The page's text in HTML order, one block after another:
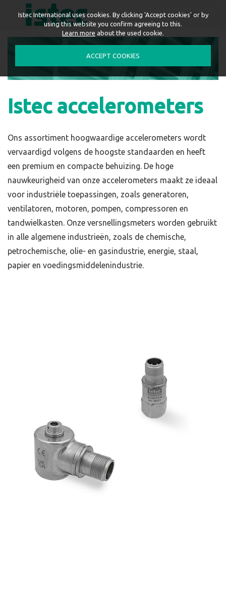
ENGLISH
Istec accelerometers
Ons assortiment hoogwaardige accelerometers wordt
vervaardigd volgens de hoogste standaarden en heeft
een premium en compacte behuizing. De hoge
nauwkeurigheid van onze accelerometers maakt ze ideaal
voor industriële toepassingen, zoals generatoren,
ventilatoren, motoren, pompen, compressoren en
tandwielkasten. Onze versnellingsmeters worden gebruikt
in alle algemene industrieën, zoals de chemische,
petrochemische, olie- en gasindustrie, energie, staal,
papier en voedingsmiddelenindustrie.
Istec International uses cookies. By clicking 'Accept cookies' or by
using this website you confirm agreeing to this.
Learn more about the used cookie.
ACCEPT COOKIES